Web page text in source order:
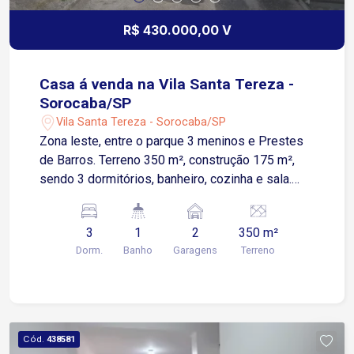
R$ 430.000,00 V
Casa á venda na Vila Santa Tereza -
Sorocaba/SP
Vila Santa Tereza - Sorocaba/SP
Zona leste, entre o parque 3 meninos e Prestes
de Barros. Terreno 350 m², construção 175 m²,
sendo 3 dormitórios, banheiro, cozinha e sala.
Ótimo para reformar, construir outra ou kitnets.
3
Dorm.
1
Banho
2
Garagens
350 m²
Terreno
Cód. 438581